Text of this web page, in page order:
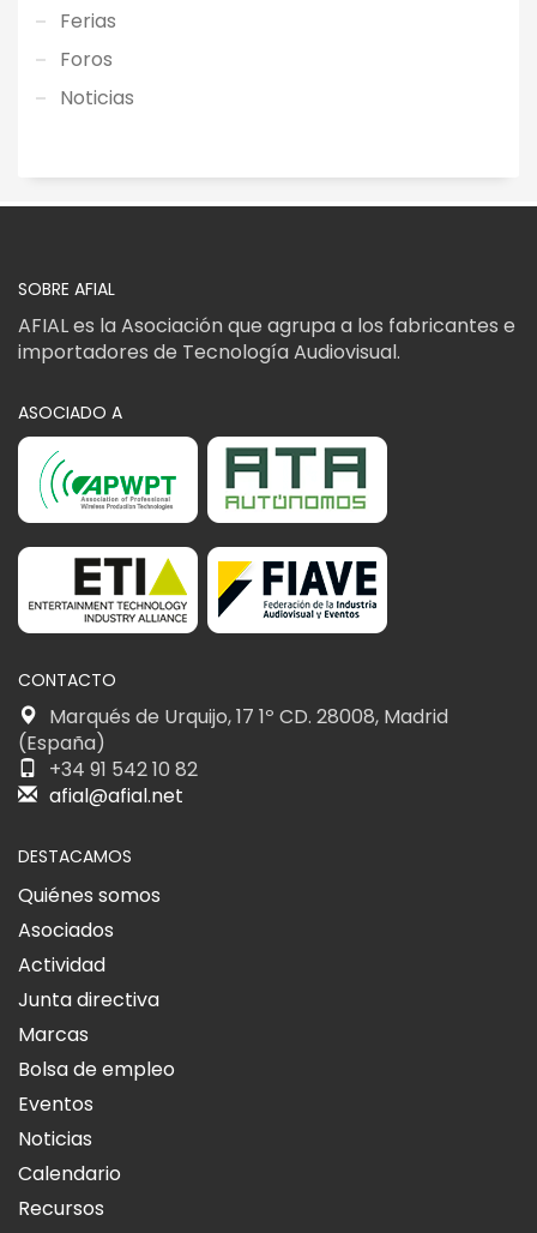
Ferias
Foros
Noticias
SOBRE AFIAL
AFIAL es la Asociación que agrupa a los fabricantes e
importadores de Tecnología Audiovisual.
ASOCIADO A
CONTACTO
Marqués de Urquijo, 17 1º CD. 28008, Madrid
(España)
+34 91 542 10 82
afial@afial.net
DESTACAMOS
Quiénes somos
Asociados
Actividad
Junta directiva
Marcas
Bolsa de empleo
Eventos
Noticias
Calendario
Recursos